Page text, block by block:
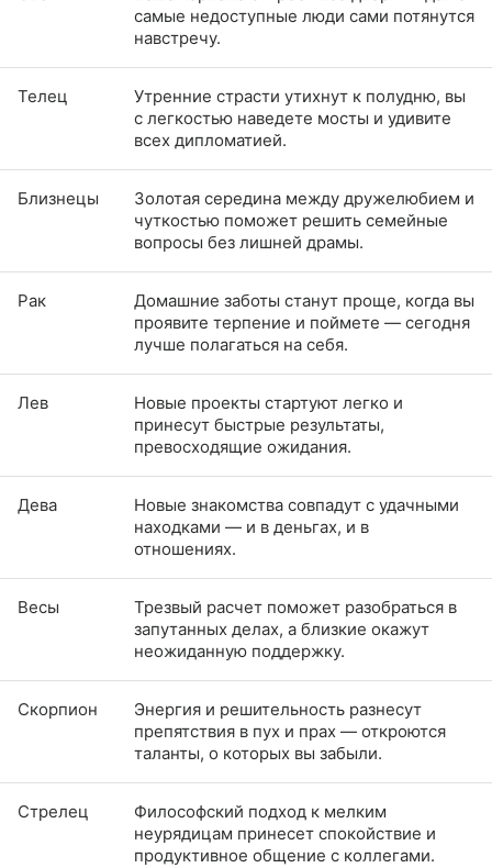
самые недоступные люди сами потянутся
навстречу.
Телец
Утренние страсти утихнут к полудню, вы
с легкостью наведете мосты и удивите
всех дипломатией.
Близнецы
Золотая середина между дружелюбием и
чуткостью поможет решить семейные
вопросы без лишней драмы.
Рак
Домашние заботы станут проще, когда вы
проявите терпение и поймете — сегодня
лучше полагаться на себя.
Лев
Новые проекты стартуют легко и
принесут быстрые результаты,
превосходящие ожидания.
Дева
Новые знакомства совпадут с удачными
находками — и в деньгах, и в
отношениях.
Весы
Трезвый расчет поможет разобраться в
запутанных делах, а близкие окажут
неожиданную поддержку.
Скорпион
Энергия и решительность разнесут
препятствия в пух и прах — откроются
таланты, о которых вы забыли.
Стрелец
Философский подход к мелким
неурядицам принесет спокойствие и
продуктивное общение с коллегами.